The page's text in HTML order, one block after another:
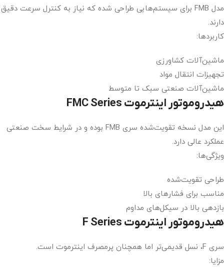
مدل FMB برای سیستم‌هایی طراحی شده که نیاز به کنترل سرعت دقیق
دارند.
کاربردها:
ماشین‌آلات کشاورزی
تجهیزات انتقال مواد
ماشین‌آلات صنعتی سبک تا متوسط
هیدروموتور اینترموت FMC Series
این مدل نسخه تقویت‌شده سری FMB بوده و در شرایط سخت صنعتی
عملکرد عالی دارد.
ویژگی‌ها:
طراحی تقویت‌شده
مناسب برای فشارهای بالا
بازدهی بالا در سیکل‌های مداوم
هیدروموتور اینترموت F Series
سری F، نسل قدیمی‌تر اما همچنان پرمصرف اینترموت است.
مزایا: